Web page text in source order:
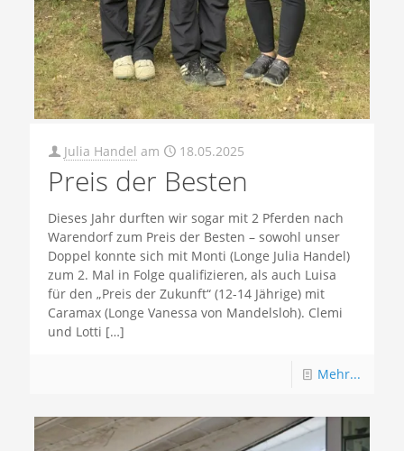
Julia Handel am 18.05.2025
Preis der Besten
Dieses Jahr durften wir sogar mit 2 Pferden nach
Warendorf zum Preis der Besten – sowohl unser
Doppel konnte sich mit Monti (Longe Julia Handel)
zum 2. Mal in Folge qualifizieren, als auch Luisa
für den „Preis der Zukunft“ (12-14 Jährige) mit
Caramax (Longe Vanessa von Mandelsloh). Clemi
und Lotti […]
Mehr...